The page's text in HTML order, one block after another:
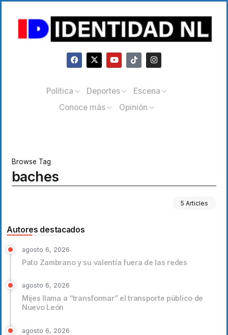
Política Deportes
Escena
Conoce más
Opinión
Browse Tag
baches
5 Articles
Autores destacados
agosto 6, 2026
Pato Zambrano y su valentía fuera de las redes
agosto 6, 2026
Mijes llama a “transformar” el transporte público de
Nuevo León
agosto 6, 2026